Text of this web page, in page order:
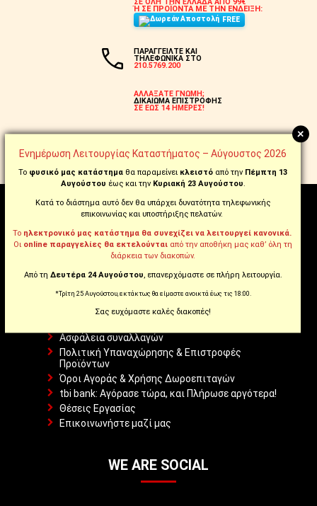
Ή ΣΕ ΠΡΟΪΟΝΤΑ ΜΕ ΤΗΝ ΕΝΔΕΙΞΗ:
FREE
ΠΑΡΑΓΓΕΙΛΤΕ ΚΑΙ
ΤΗΛΕΦΩΝΙΚΑ ΣΤΟ
210.5769.200
ΑΛΛΑΞΑΤΕ ΓΝΩΜΗ;
ΔΙΚΑΙΩΜΑ ΕΠΙΣΤΡΟΦΗΣ
ΣΕ ΕΩΣ 14 ΗΜΕΡΕΣ!
ΕΩΣ 18 ΑΤΟΚΕΣ ΜΕ ΠΙΣΤΩΤΙΚΗ
ΕΩΣ 60 ΔΟΣΕΙΣ ΜΕ tbi bank
ΠΛΗΡΟΦΟΡΊΕΣ
Αναζήτηση Αποστολής
Πολιτική Απορρήτου
Ασφάλεια συναλλαγών
Πολιτική Υπαναχώρησης & Επιστροφές
Προϊόντων
Όροι Αγοράς & Χρήσης Δωροεπιταγών
tbi bank: Αγόρασε τώρα, και Πλήρωσε αργότερα!
Θέσεις Εργασίας
Επικοινωνήστε μαζί μας
WE ARE SOCIAL
+
Ενημέρωση Λειτουργίας Καταστήματος – Αύγουστος 2026
Το φυσικό μας κατάστημα θα παραμείνει κλειστό από την Πέμπτη 13
Αυγούστου έως και τηνΚυριακή 23 Αυγούστου.
Κατά το διάστημα αυτό δεν θα υπάρχει δυνατότητα τηλεφωνικής
επικοινωνίας και υποστήριξης πελατών.
Το ηλεκτρονικό μας κατάστημα θα συνεχίζει να λειτουργεί κανονικά.
Οι online παραγγελίες θα εκτελούνται από την αποθήκη μας καθ’ όλη τη
διάρκεια των διακοπών.
Από τη Δευτέρα 24 Αυγούστου, επανερχόμαστε σε πλήρη λειτουργία.
*Τρίτη 25 Αυγούστου, εκτάκτως θα είμαστε ανοικτά έως τις 18:00.
Σας ευχόμαστε καλές διακοπές!